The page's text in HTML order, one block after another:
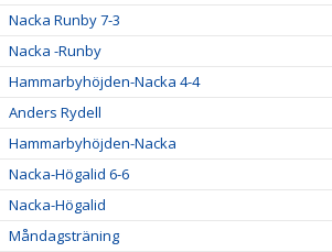
Nacka Runby 7-3
Nacka -Runby
Hammarbyhöjden-Nacka 4-4
Anders Rydell
Hammarbyhöjden-Nacka
Nacka-Högalid 6-6
Nacka-Högalid
Måndagsträning